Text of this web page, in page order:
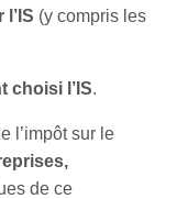
(y compris les
choisi l’IS.
l’impôt sur le
de ce